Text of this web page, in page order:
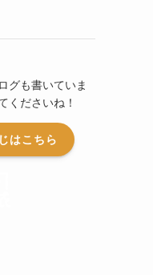
グも書いていま
くださいね！
はこちら